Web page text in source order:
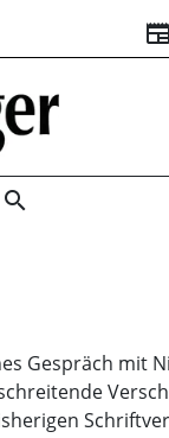
newspaper
search
Gespräch mit